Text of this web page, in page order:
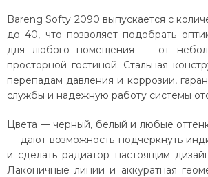
Bareng Softy 2090 выпускается с
до 40, что позволяет подобрать
для любого помещения — от
просторной гостиной. Стальная
перепадам давления и коррозии,
службы и надежную работу системы
Цвета — черный, белый и любые
— дают возможность подчеркнуть
и сделать радиатор настоящим
Лаконичные линии и аккуратная